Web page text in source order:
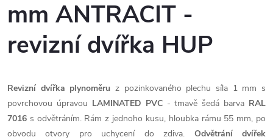
mm ANTRACIT -
revizní dvířka HUP
Revizní dvířka plynoměru z pozinkovaného plechu síla 1 mm s
povrchovou úpravou LAMINATED PVC- tmavě šedá barva RAL
7016 s odvětráním. Rám z jednoho kusu, hloubka rámu 55 mm, po
obvodu otvory pro uchycení do zdiva. Odvětrání dvířek